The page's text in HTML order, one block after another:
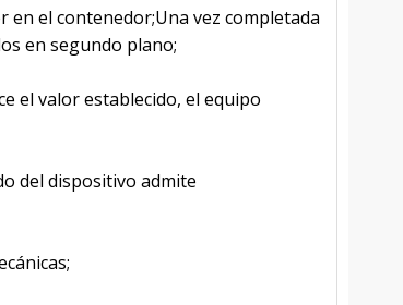
en el contenedor;Una vez completada
en segundo plano;
el valor establecido, el equipo
del dispositivo admite